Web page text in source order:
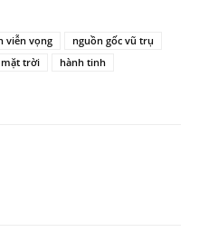
viễn vọng
nguồn gốc vũ trụ
mặt trời
hành tinh